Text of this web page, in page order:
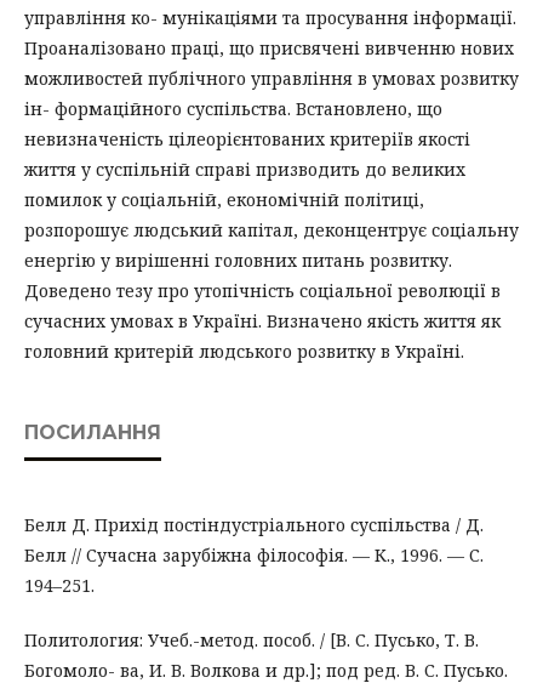
управління ко- мунікаціями та просування інформації.
Проаналізовано праці, що присвячені вивченню нових
можливостей публічного управління в умовах розвитку
ін- формаційного суспільства. Встановлено, що
невизначеність цілеорієнтованих критеріїв якості
життя у суспільній справі призводить до великих
помилок у соціальній, економічній політиці,
розпорошує людський капітал, деконцентрує соціальну
енергію у вирішенні головних питань розвитку.
Доведено тезу про утопічність соціальної революції в
сучасних умовах в Україні. Визначено якість життя як
головний критерій людського розвитку в Україні.
ПОСИЛАННЯ
Белл Д. Прихід постіндустріального суспільства / Д.
Белл // Сучасна зарубіжна філософія. — К., 1996. — С.
194–251.
Политология: Учеб.-метод. пособ. / [В. С. Пусько, Т. В.
Богомоло- ва, И. В. Волкова и др.]; под ред. В. С. Пусько.